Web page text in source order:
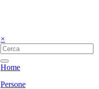
×
Home
Persone